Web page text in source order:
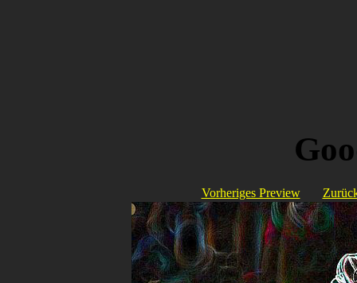
Vorheriges Preview